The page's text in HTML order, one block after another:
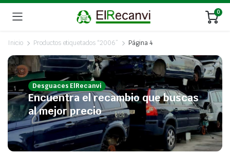
0
Inicio Productos etiquetados “2006” Página 4
Desguaces ElRecanvi
Encuentra el recambio que buscas
al mejor precio